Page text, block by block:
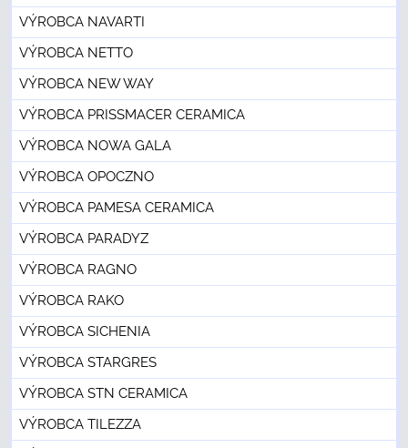
VÝROBCA NAVARTI
VÝROBCA NETTO
VÝROBCA NEW WAY
VÝROBCA PRISSMACER CERAMICA
VÝROBCA NOWA GALA
VÝROBCA OPOCZNO
VÝROBCA PAMESA CERAMICA
VÝROBCA PARADYZ
VÝROBCA RAGNO
VÝROBCA RAKO
VÝROBCA SICHENIA
VÝROBCA STARGRES
VÝROBCA STN CERAMICA
VÝROBCA TILEZZA